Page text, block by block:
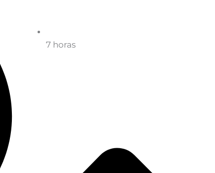
7 horas